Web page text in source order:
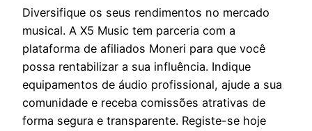
Diversifique os seus rendimentos no mercado
musical. A X5 Music tem parceria com a
plataforma de afiliados Moneri para que você
possa rentabilizar a sua influência. Indique
equipamentos de áudio profissional, ajude a sua
comunidade e receba comissões atrativas de
forma segura e transparente. Registe-se hoje